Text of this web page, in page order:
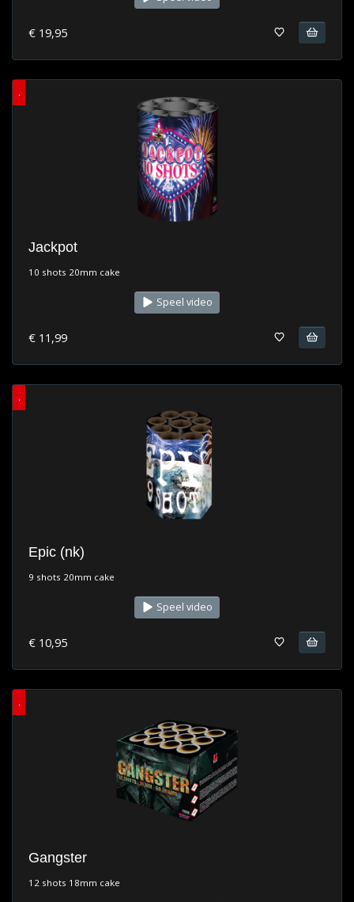
€ 19,95
.
Jackpot
10 shots 20mm cake
Speel video
€ 11,99
.
Epic (nk)
9 shots 20mm cake
Speel video
€ 10,95
.
Gangster
12 shots 18mm cake